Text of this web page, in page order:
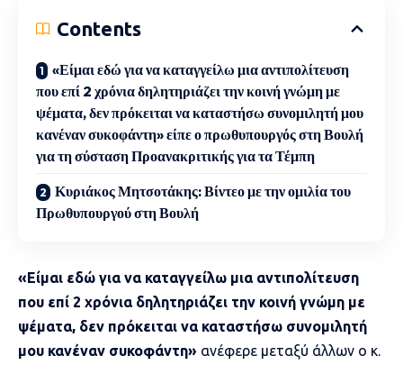
Contents
«Είμαι εδώ για να καταγγείλω μια αντιπολίτευση
που επί 2 χρόνια δηλητηριάζει την κοινή γνώμη με
ψέματα, δεν πρόκειται να καταστήσω συνομιλητή μου
κανέναν συκοφάντη» είπε ο πρωθυπουργός στη Βουλή
για τη σύσταση Προανακριτικής για τα Τέμπη
Κυριάκος Μητσοτάκης: Βίντεο με την ομιλία του
Πρωθυπουργού στη Βουλή
«Είμαι εδώ για να καταγγείλω μια αντιπολίτευση
που επί 2 χρόνια δηλητηριάζει την κοινή γνώμη με
ψέματα, δεν πρόκειται να καταστήσω συνομιλητή
μου κανέναν συκοφάντη» ανέφερε μεταξύ άλλων ο κ.